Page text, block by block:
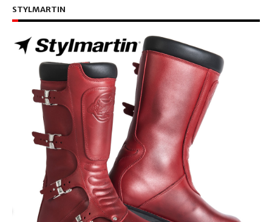
STYLMARTIN